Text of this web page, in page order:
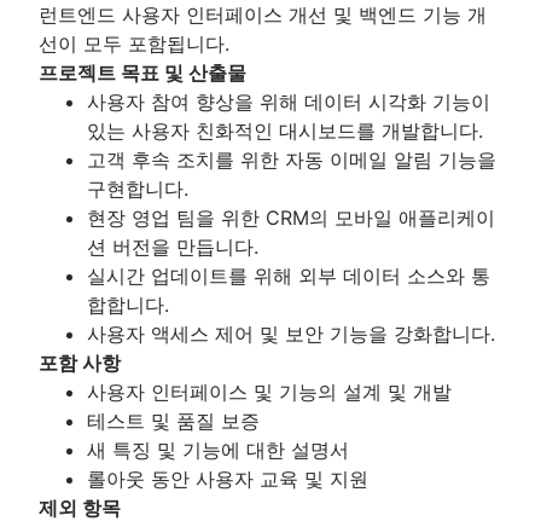
런트엔드 사용자 인터페이스 개선 및 백엔드 기능 개
선이 모두 포함됩니다.
프로젝트 목표 및 산출물
사용자 참여 향상을 위해 데이터 시각화 기능이
있는 사용자 친화적인 대시보드를 개발합니다.
고객 후속 조치를 위한 자동 이메일 알림 기능을
구현합니다.
현장 영업 팀을 위한 CRM의 모바일 애플리케이
션 버전을 만듭니다.
실시간 업데이트를 위해 외부 데이터 소스와 통
합합니다.
사용자 액세스 제어 및 보안 기능을 강화합니다.
포함 사항
사용자 인터페이스 및 기능의 설계 및 개발
테스트 및 품질 보증
새 특징 및 기능에 대한 설명서
롤아웃 동안 사용자 교육 및 지원
제외 항목